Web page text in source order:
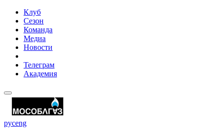
Клуб
Сезон
Команда
Медиа
Новости
Телеграм
Академия
русeng